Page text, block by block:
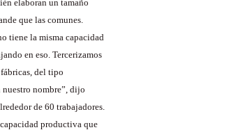
elaboran un tamaño
que las comunes.
tiene la misma capacidad
en eso. Tercerizamos
del tipo
nombre”, dijo
de 60 trabajadores.
productiva que